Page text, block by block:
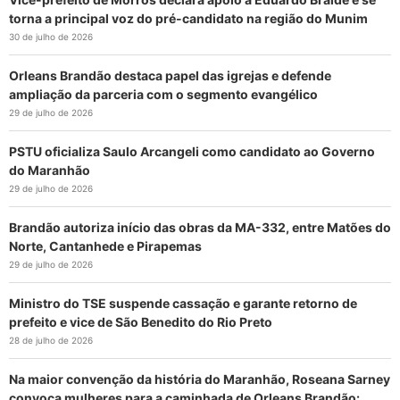
torna a principal voz do pré-candidato na região do Munim
30 de julho de 2026
Orleans Brandão destaca papel das igrejas e defende
ampliação da parceria com o segmento evangélico
29 de julho de 2026
PSTU oficializa Saulo Arcangeli como candidato ao Governo
do Maranhão
29 de julho de 2026
Brandão autoriza início das obras da MA-332, entre Matões do
Norte, Cantanhede e Pirapemas
29 de julho de 2026
Ministro do TSE suspende cassação e garante retorno de
prefeito e vice de São Benedito do Rio Preto
28 de julho de 2026
Na maior convenção da história do Maranhão, Roseana Sarney